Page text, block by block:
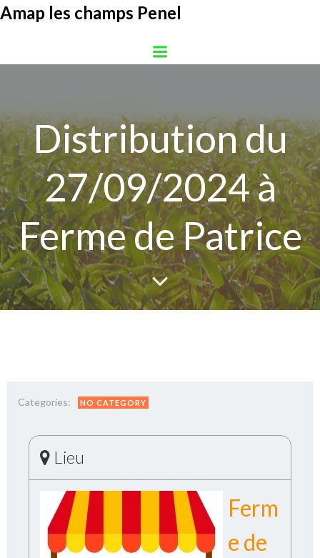
Aller
Amap les champs Penel
Distribution du
27/09/2024 à
Ferme de Patrice
Categories: NO CATEGORY
Lieu
Ferm
e de